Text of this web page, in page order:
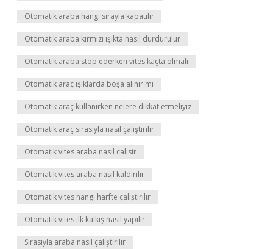
Otomatik araba hangi sırayla kapatılır
Otomatik araba kırmızı ışıkta nasıl durdurulur
Otomatik araba stop ederken vites kaçta olmalı
Otomatik araç ışıklarda boşa alınır mı
Otomatik araç kullanırken nelere dikkat etmeliyiz
Otomatik araç sırasıyla nasıl çalıştırılır
Otomatik vites araba nasil calisir
Otomatik vites araba nasıl kaldırılır
Otomatik vites hangi harfte çalıştırılır
Otomatik vites ilk kalkış nasıl yapılır
Sırasıyla araba nasıl çalıştırılır